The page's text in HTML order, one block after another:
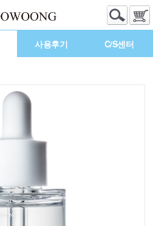
사용후기 C/S센터